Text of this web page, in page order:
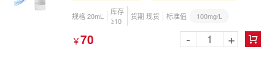
规格 20mL
库存
≥10
货期 现货 标准值 100mg/L
￥70 
- +